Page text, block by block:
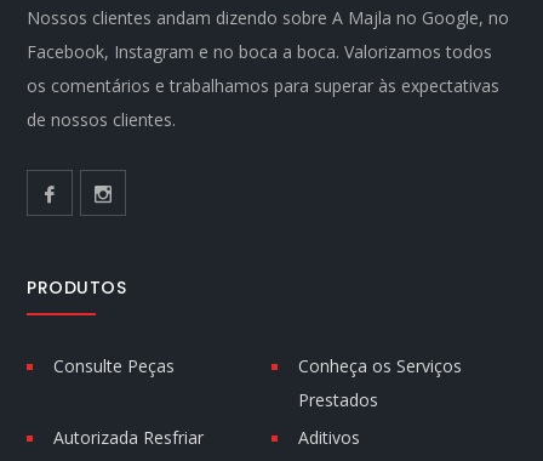
Nossos clientes andam dizendo sobre A Majla no Google, no
Facebook, Instagram e no boca a boca. Valorizamos todos
os comentários e trabalhamos para superar às expectativas
de nossos clientes.
PRODUTOS
Consulte Peças
Conheça os Serviços
Prestados
Autorizada Resfriar
Aditivos